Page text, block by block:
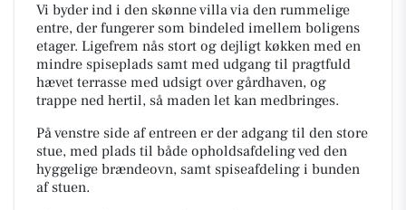
Vi byder ind i den skønne villa via den rummelige
entre, der fungerer som bindeled imellem boligens
etager. Ligefrem nås stort og dejligt køkken med en
mindre spiseplads samt med udgang til pragtfuld
hævet terrasse med udsigt over gårdhaven, og
trappe ned hertil, så maden let kan medbringes.
På venstre side af entreen er der adgang til den store
stue, med plads til både opholdsafdeling ved den
hyggelige brændeovn, samt spiseafdeling i bunden
af stuen.